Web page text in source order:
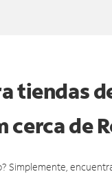
tiendas
cerca de
Simplemente,